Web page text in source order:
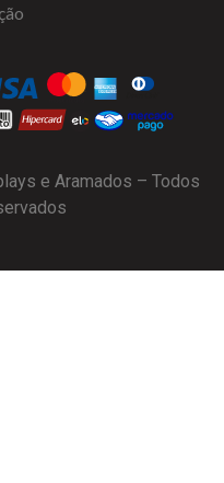
e Aramados – Todos